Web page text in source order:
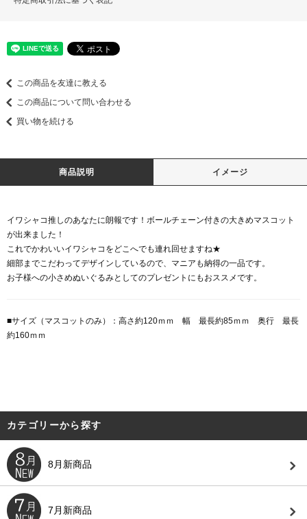
この商品を友達に教える
この商品について問い合わせる
買い物を続ける
商品説明 イメージ
イワシャコ推しのあなたに朗報です！ボールチェーン付きの大きめマスコット
が出来ました！
これでかわいいイワシャコをどこへでも連れ回せますね★
細部までこだわってデザインしているので、マニアも納得の一品です。
お子様への小さめぬいぐるみとしてのプレゼントにもおススメです。
■サイズ（マスコットのみ）：高さ約120ｍｍ 幅 最長約85ｍｍ 奥行 最長
約160ｍｍ
カテゴリーから探す
8月新商品
7月新商品